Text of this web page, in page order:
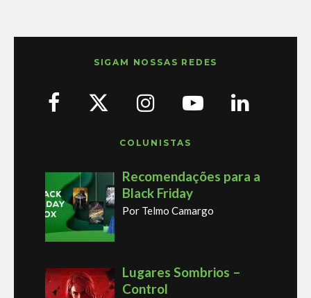
SIGAM NOSSAS REDES
COLUNISTAS
Recomendações para a
Black Friday
Por Telmo Camargo
Lugares Sombrios –
Control